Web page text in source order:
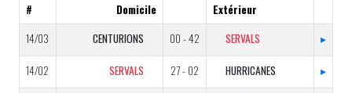
# Domicile
Extérieur
14/03
CENTURIONS 00 - 42 SERVALS ▸
14/02 SERVALS 27 - 02 HURRICANES ▸